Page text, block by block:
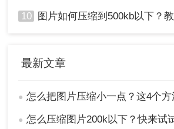
10 图片如何压缩到500kb以下？教你
最新文章
● 怎么把图片压缩小一点？这4个方法都
● 怎么压缩图片200k以下？快来试试